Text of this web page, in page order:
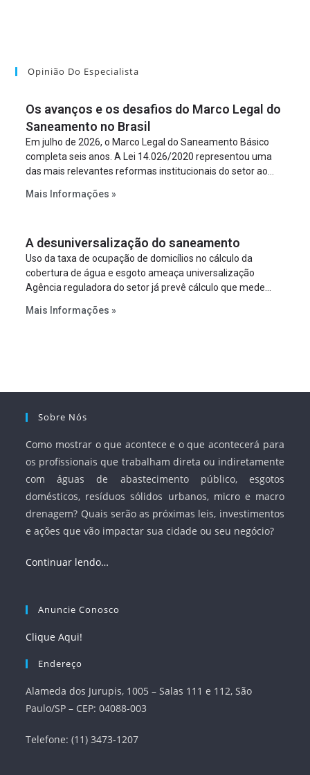
Opinião Do Especialista
Os avanços e os desafios do Marco Legal do
Saneamento no Brasil
Em julho de 2026, o Marco Legal do Saneamento Básico
completa seis anos. A Lei 14.026/2020 representou uma
das mais relevantes reformas institucionais do setor ao
serviços, ampliar a participação da iniciativa privada,
à segurança jurídica dos contratos.
Mais Informações »
A desuniversalização do saneamento
Uso da taxa de ocupação de domicílios no cálculo da
cobertura de água e esgoto ameaça universalização
Agência reguladora do setor já prevê cálculo que mede
Mais Informações »
Sobre Nós
Como mostrar o que acontece e o que acontecerá para
os profissionais que trabalham direta ou indiretamente
com águas de abastecimento público, esgotos
domésticos, resíduos sólidos urbanos, micro e macro
drenagem? Quais serão as próximas leis, investimentos
e ações que vão impactar sua cidade ou seu negócio?
Continuar lendo…
Anuncie Conosco
Clique Aqui!
Endereço
Alameda dos Jurupis, 1005 – Salas 111 e 112, São
Paulo/SP – CEP: 04088-003
Telefone: (11) 3473-1207